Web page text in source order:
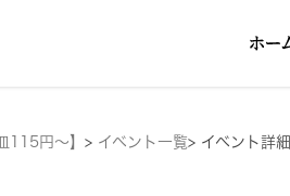
115円～】 > イベント一覧> イベント詳細